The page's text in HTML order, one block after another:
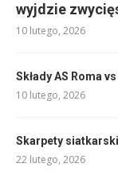
wyjdzie
10 lutego, 2026
Składy AS Roma
10 lutego, 2026
Skarpety
22 lutego, 2026